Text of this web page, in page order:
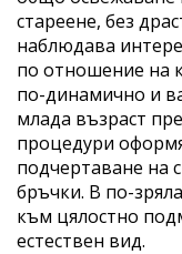
стареене, без
наблюдава
по отношение на
по-динамично и
млада възраст
процедури
подчертаване на
бръчки. В по-
към цялостно
естествен вид.